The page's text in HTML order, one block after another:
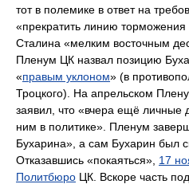
тот в полемике в ответ на
«прекратить линию торможения
Сталина «мелким восточным
Пленум ЦК назвал позицию
«правым уклоном» (в
Троцкого). На апрельском
заявил, что «вчера ещё личные
ним в политике». Пленум
Бухарина», а сам Бухарин был
Отказавшись «покаяться», 17
Политбюро ЦК. Вскоре часть